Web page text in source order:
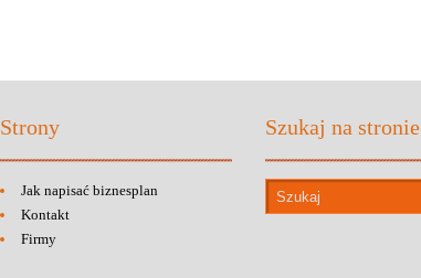
Strony
Jak napisać biznesplan
Kontakt
Firmy
Szukaj na stronie